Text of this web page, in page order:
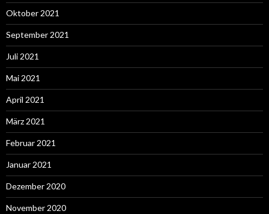
Oktober 2021
September 2021
Juli 2021
Mai 2021
April 2021
März 2021
Februar 2021
Januar 2021
Dezember 2020
November 2020